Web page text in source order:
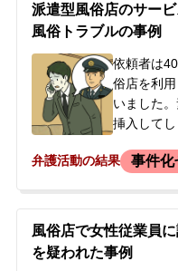
派遣型風俗店のサー
風俗トラブルの事例
依頼者は
俗店を利
いました
挿入してし
ービス終了
科・前歴
いとの思
た。
弁護活動の結果 事件化
風俗店で女性従業員
を疑われた事例